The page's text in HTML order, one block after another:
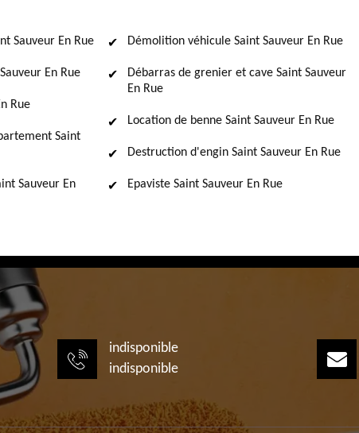
Sauveur En Rue
En Rue
Rue
Saint
Sauveur En
Démolition véhicule Saint Sauveur En Rue
Débarras de grenier et cave Saint Sauveur
En Rue
Location de benne Saint Sauveur En Rue
Destruction d'engin Saint Sauveur En Rue
Epaviste Saint Sauveur En Rue
indisponible
indisponible